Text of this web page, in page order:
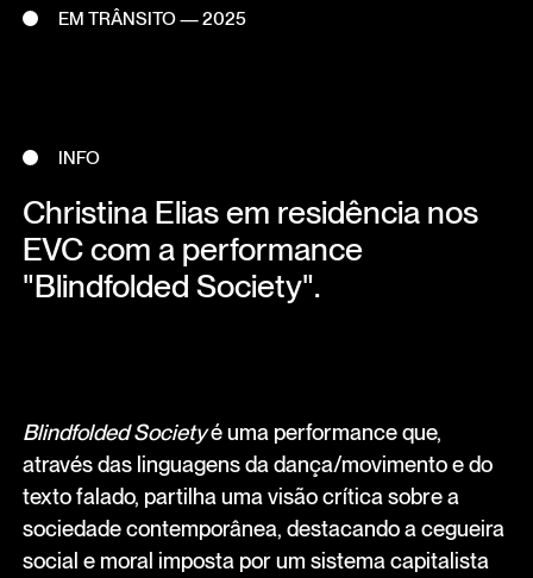
EM TRÂNSITO — 2025
INFO
Christina Elias em residência nos
EVC com a performance
"Blindfolded Society".
Blindfolded Societyé uma performance que,
através das linguagens da dança/movimento e do
texto falado, partilha uma visão crítica sobre a
sociedade contemporânea, destacando a cegueira
social e moral imposta por um sistema capitalista